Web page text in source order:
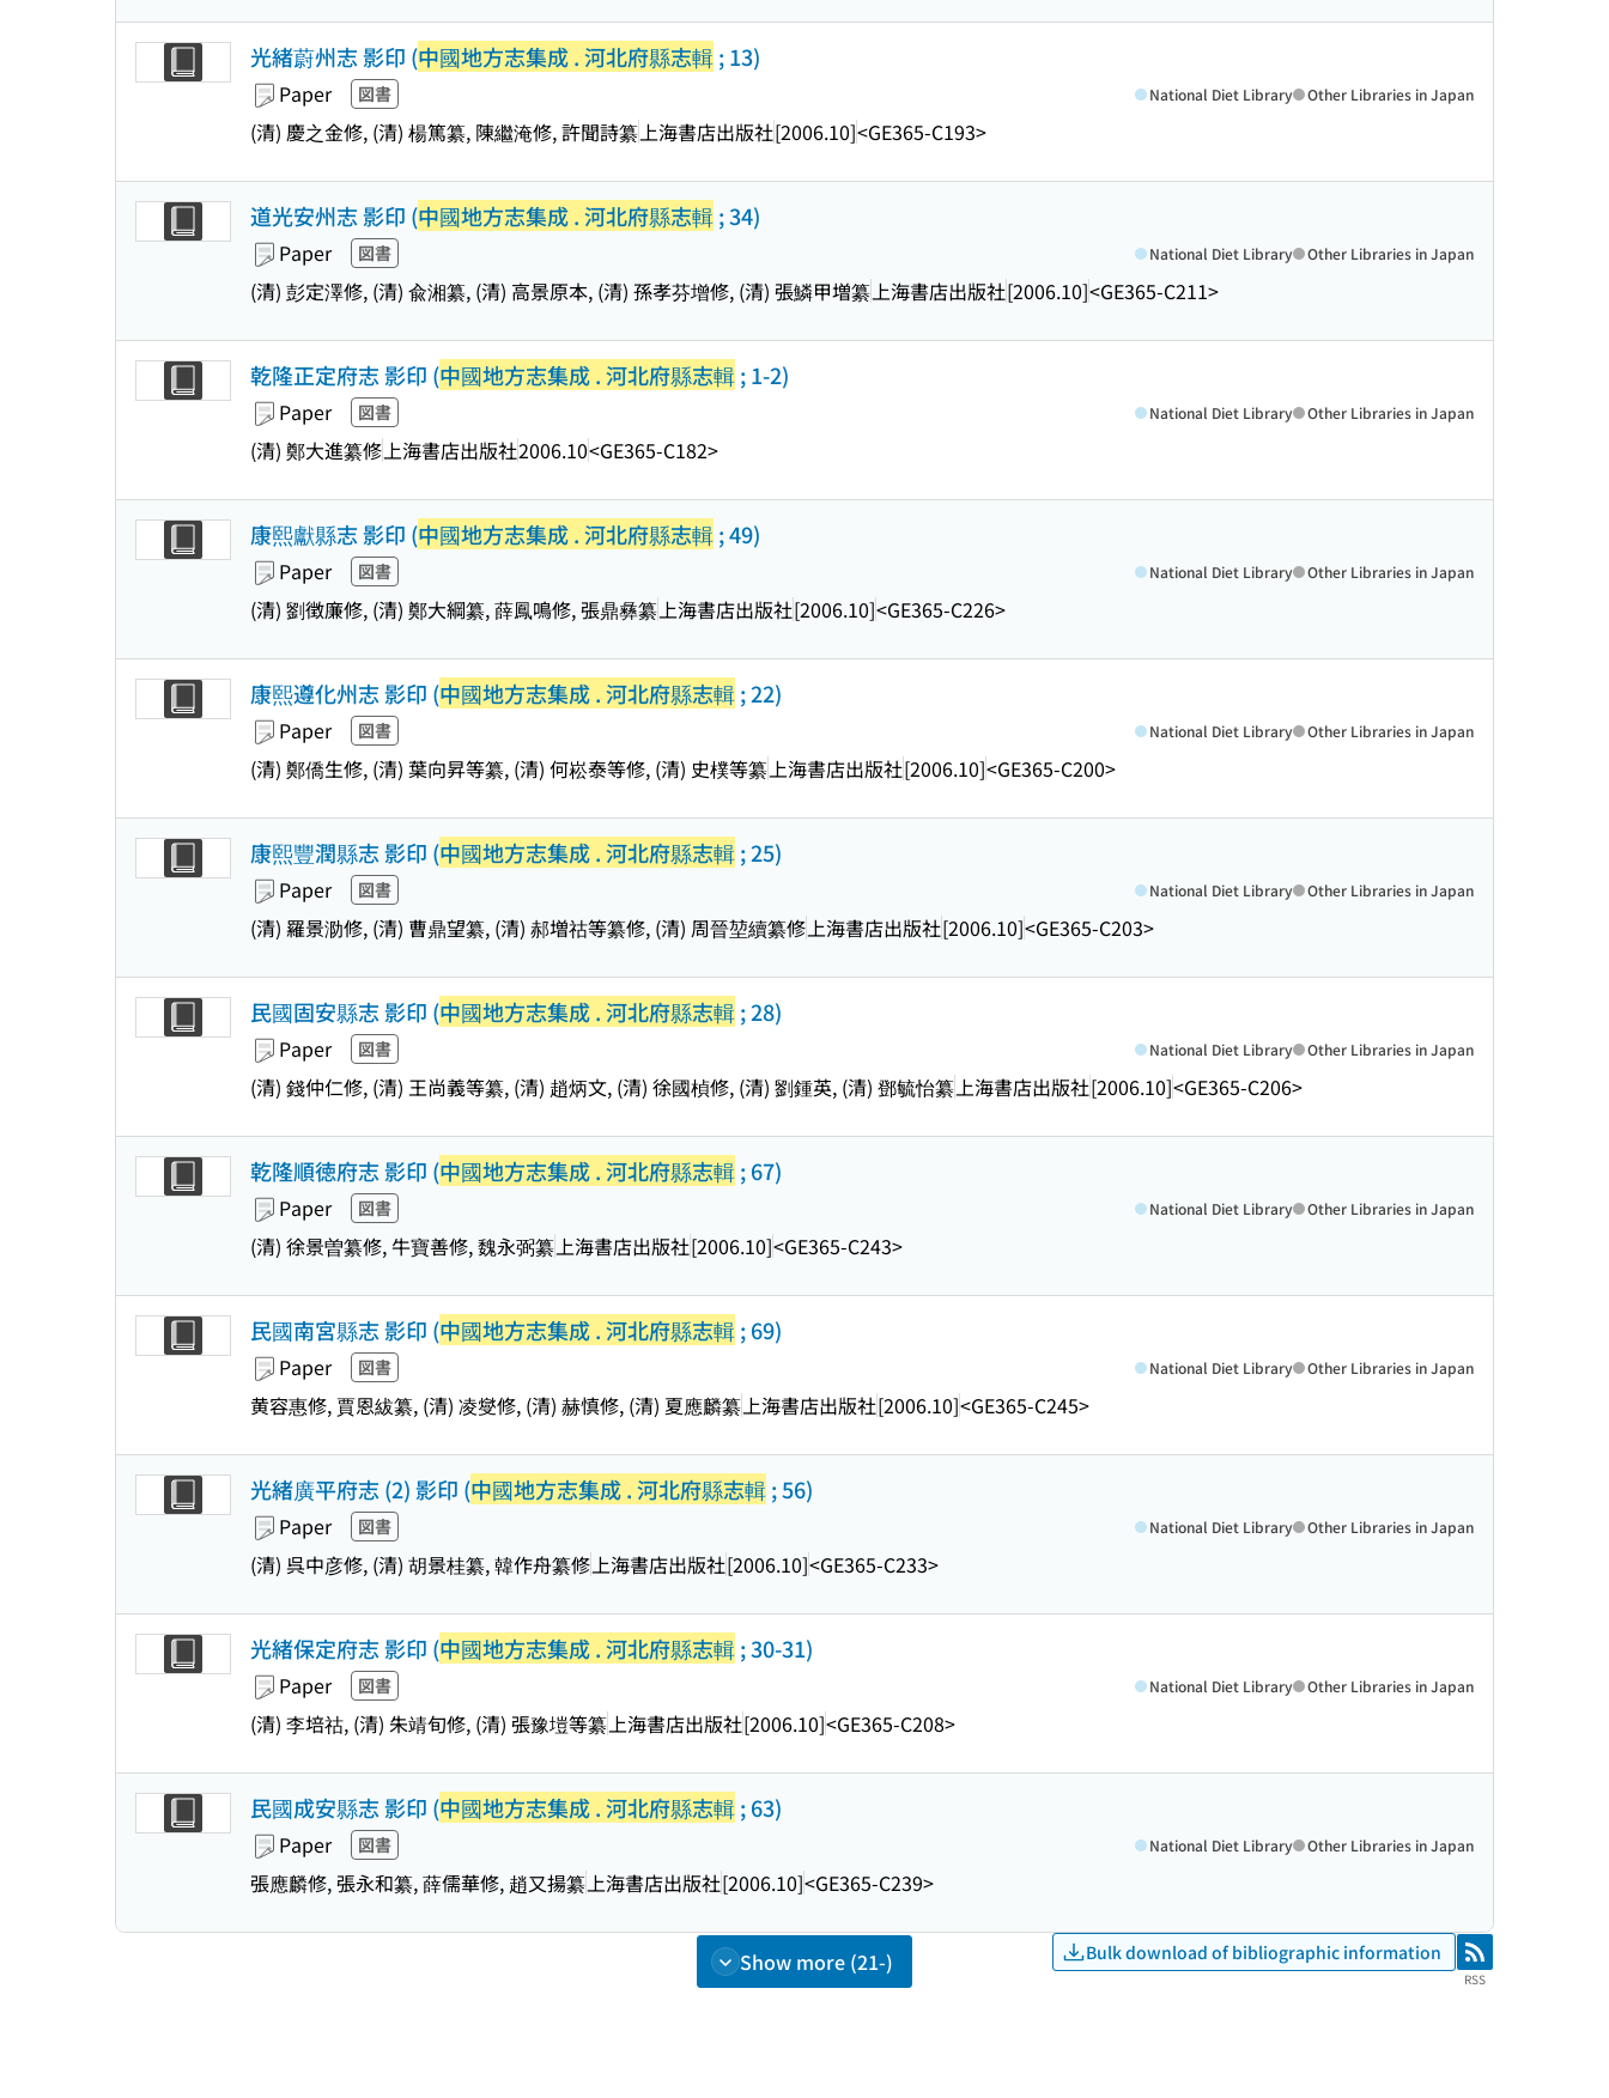
光緒蔚州志 影印 (中國地方志集成 . 河北府縣志輯; 13)
Paper 図書
(清) 慶之金修, (清) 楊篤纂, 陳繼淹修, 許聞詩纂 上海書店出版社[2006.10]<GE365-C193>
National Diet Library Other Libraries in Japan
道光安州志 影印 (中國地方志集成 . 河北府縣志輯; 34)
Paper 図書
(清) 彭定澤修, (清) 兪湘纂, (清) 高景原本, (清) 孫孝芬增修, (清) 張鱗甲増纂 上海書店出版社[2006.10]<GE365-C211>
National Diet Library Other Libraries in Japan
乾隆正定府志 影印 (中國地方志集成 . 河北府縣志輯; 1-2)
Paper 図書
(清) 鄭大進纂修 上海書店出版社2006.10<GE365-C182>
National Diet Library Other Libraries in Japan
康熙獻縣志 影印 (中國地方志集成 . 河北府縣志輯; 49)
Paper 図書
(清) 劉徴廉修, (清) 鄭大綱纂, 薛鳳鳴修, 張鼎彝纂 上海書店出版社[2006.10]<GE365-C226>
National Diet Library Other Libraries in Japan
康熙遵化州志 影印 (中國地方志集成 . 河北府縣志輯; 22)
Paper 図書
(清) 鄭僑生修, (清) 葉向昇等纂, (清) 何崧泰等修, (清) 史樸等纂 上海書店出版社[2006.10]<GE365-C200>
National Diet Library Other Libraries in Japan
康熙豐潤縣志 影印 (中國地方志集成 . 河北府縣志輯; 25)
Paper 図書
(清) 羅景泐修, (清) 曹鼎望纂, (清) 郝増祜等纂修, (清) 周晉堃續纂修 上海書店出版社[2006.10]<GE365-C203>
National Diet Library Other Libraries in Japan
民國固安縣志 影印 (中國地方志集成 . 河北府縣志輯; 28)
Paper 図書
(清) 錢仲仁修, (清) 王尚義等纂, (清) 趙炳文, (清) 徐國楨修, (清) 劉鍾英, (清) 鄧毓怡纂 上海書店出版社[2006.10]<GE365-C206>
National Diet Library Other Libraries in Japan
乾隆順徳府志 影印 (中國地方志集成 . 河北府縣志輯; 67)
Paper 図書
(清) 徐景曽纂修, 牛寶善修, 魏永弼纂 上海書店出版社[2006.10]<GE365-C243>
National Diet Library Other Libraries in Japan
民國南宮縣志 影印 (中國地方志集成 . 河北府縣志輯; 69)
Paper 図書
黄容惠修, 賈恩紱纂, (清) 凌燮修, (清) 赫慎修, (清) 夏應麟纂 上海書店出版社[2006.10]<GE365-C245>
National Diet Library Other Libraries in Japan
光緒廣平府志 (2) 影印 (中國地方志集成 . 河北府縣志輯; 56)
Paper 図書
(清) 呉中彦修, (清) 胡景桂纂, 韓作舟纂修 上海書店出版社[2006.10]<GE365-C233>
National Diet Library Other Libraries in Japan
光緒保定府志 影印 (中國地方志集成 . 河北府縣志輯; 30-31)
Paper 図書
(清) 李培祜, (清) 朱靖旬修, (清) 張豫塏等纂 上海書店出版社[2006.10]<GE365-C208>
National Diet Library Other Libraries in Japan
民國成安縣志 影印 (中國地方志集成 . 河北府縣志輯; 63)
Paper 図書
張應麟修, 張永和纂, 薛儒華修, 趙又揚纂 上海書店出版社[2006.10]<GE365-C239>
National Diet Library Other Libraries in Japan
Show more (21-) Bulk download of bibliographic information RSS
RSS